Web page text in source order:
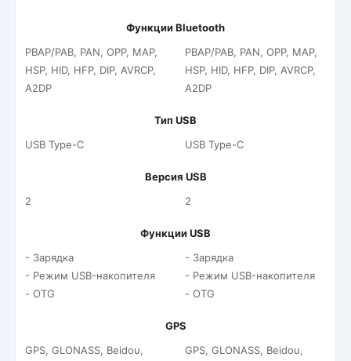
Функции Bluetooth
PBAP/PAB, PAN, OPP, MAP,
HSP, HID, HFP, DIP, AVRCP,
A2DP
PBAP/PAB, PAN, OPP, MAP,
HSP, HID, HFP, DIP, AVRCP,
A2DP
Тип USB
USB Type-C
USB Type-C
Версия USB
2
2
Функции USB
- Зарядка
- Режим USB-накопителя
- OTG
- Зарядка
- Режим USB-накопителя
- OTG
GPS
GPS, GLONASS, Beidou,
GPS, GLONASS, Beidou,